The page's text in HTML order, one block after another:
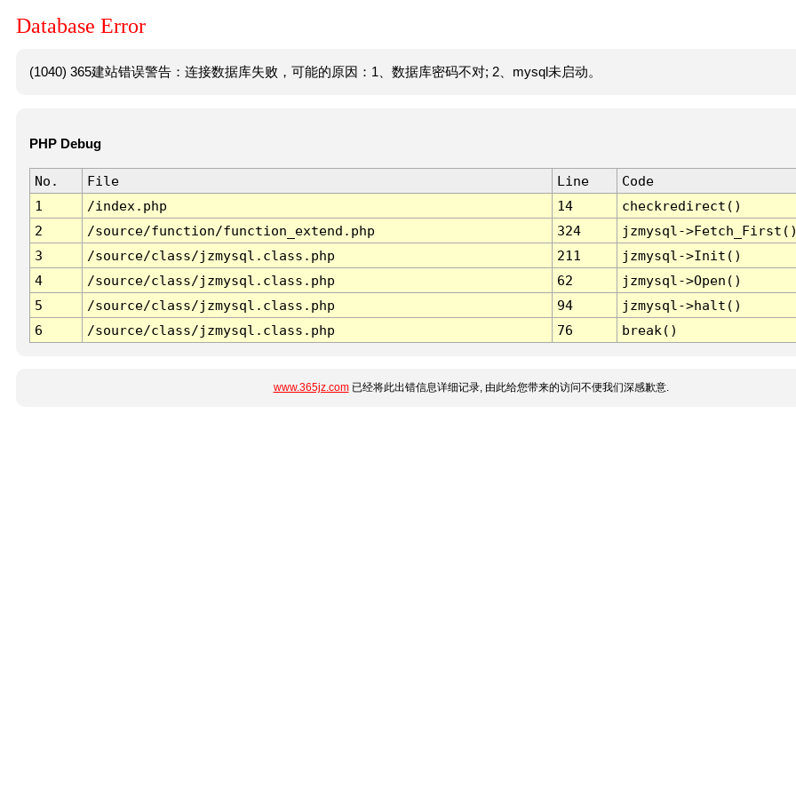
Database Error
(1040) 365建站错误警告：连接数据库失败，可能的原因：1、数据库密码不对; 2、mysql未启动。
PHP Debug
No. File Line
Code
1
/index.php 14
checkredirect()
2
/source/function/function_extend.php 324
jzmysql-
3
/source/class/jzmysql.class.php 211
jzmysql->Init()
4
/source/class/jzmysql.class.php 62
jzmysql->Open()
5
/source/class/jzmysql.class.php 94
jzmysql->halt()
6
/source/class/jzmysql.class.php 76 break()
www.365jz.com已经将此出错信息详细记录, 由此给您带来的访问不便我们深感歉意.